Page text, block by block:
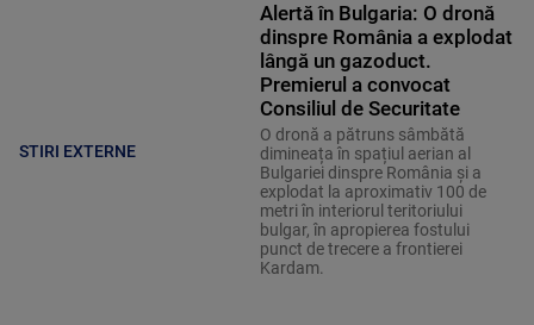
STIRI EXTERNE
Alertă în Bulgaria: O dronă
dinspre România a explodat
lângă un gazoduct.
Premierul a convocat
Consiliul de Securitate
O dronă a pătruns sâmbătă
dimineața în spațiul aerian al
Bulgariei dinspre România și a
explodat la aproximativ 100 de
metri în interiorul teritoriului
bulgar, în apropierea fostului
punct de trecere a frontierei
Kardam.